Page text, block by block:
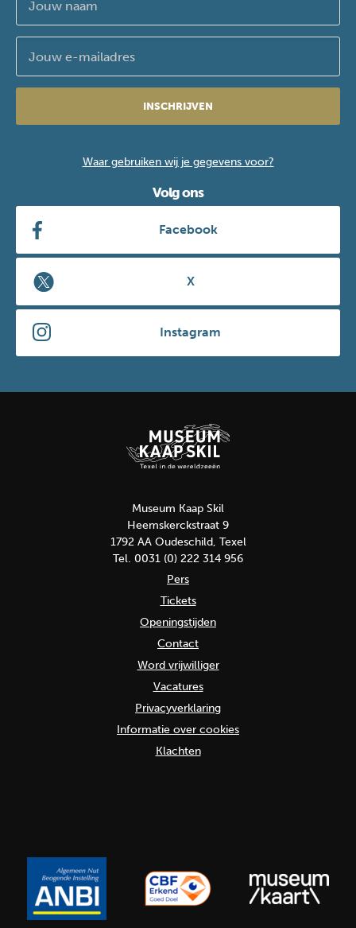
INSCHRIJVEN
Waar gebruiken wij je gegevens voor?
Volg ons
Facebook
X
Instagram
Museum Kaap Skil
Heemskerckstraat 9
1792 AA Oudeschild, Texel
Tel. 0031 (0) 222 314 956
Pers
Tickets
Openingstijden
Contact
Word vrijwilliger
Vacatures
Privacyverklaring
Informatie over cookies
Klachten